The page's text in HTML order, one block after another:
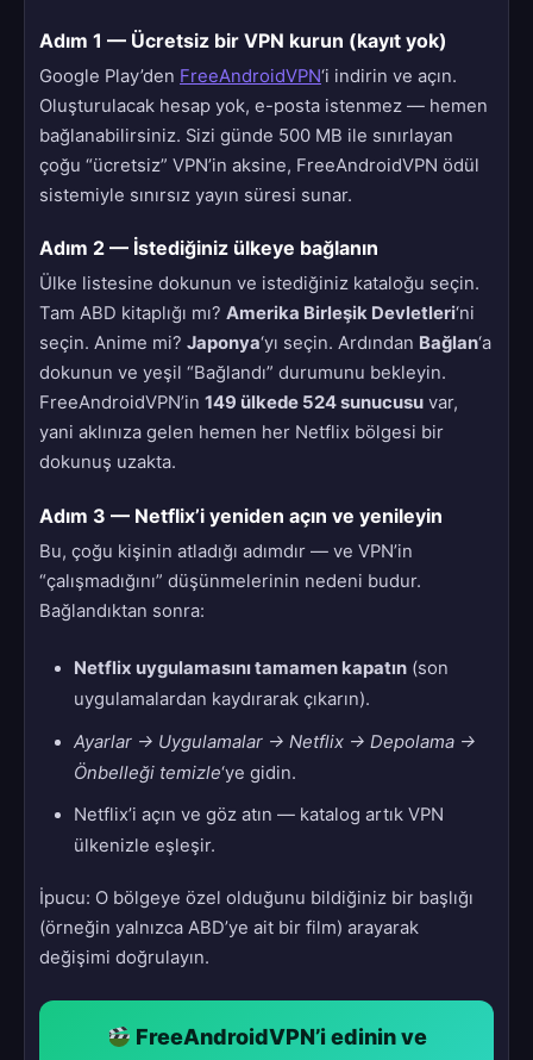
Adım 1 — Ücretsiz bir VPN kurun (kayıt yok)
Google Play’den FreeAndroidVPN‘i indirin ve açın.
Oluşturulacak hesap yok, e-posta istenmez — hemen
bağlanabilirsiniz. Sizi günde 500 MB ile sınırlayan
çoğu “ücretsiz” VPN’in aksine, FreeAndroidVPN ödül
sistemiyle sınırsız yayın süresi sunar.
Adım 2 — İstediğiniz ülkeye bağlanın
Ülke listesine dokunun ve istediğiniz kataloğu seçin.
Tam ABD kitaplığı mı? Amerika Birleşik Devletleri‘ni
seçin. Anime mi? Japonya‘yı seçin. Ardından Bağlan‘a
dokunun ve yeşil “Bağlandı” durumunu bekleyin.
FreeAndroidVPN’in 149 ülkede 524 sunucusu var,
yani aklınıza gelen hemen her Netflix bölgesi bir
dokunuş uzakta.
Adım 3 — Netflix’i yeniden açın ve yenileyin
Bu, çoğu kişinin atladığı adımdır — ve VPN’in
“çalışmadığını” düşünmelerinin nedeni budur.
Bağlandıktan sonra:
Netflix uygulamasını tamamen kapatın(son
uygulamalardan kaydırarak çıkarın).
Ayarlar → Uygulamalar → Netflix → Depolama →
Önbelleği temizle‘ye gidin.
Netflix’i açın ve göz atın — katalog artık VPN
ülkenizle eşleşir.
İpucu: O bölgeye özel olduğunu bildiğiniz bir başlığı
(örneğin yalnızca ABD’ye ait bir film) arayarak
değişimi doğrulayın.
FreeAndroidVPN’i edinin ve